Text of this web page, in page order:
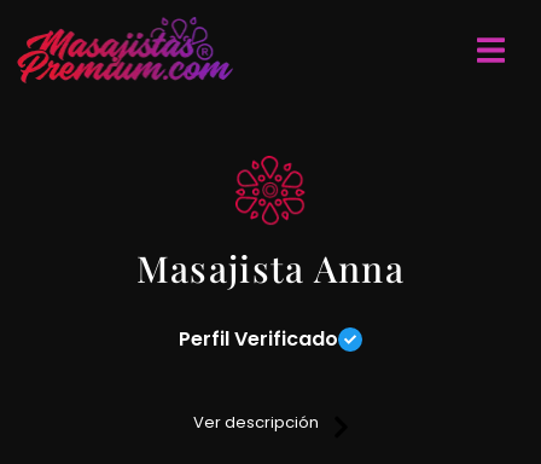
Masajista Anna
Perfil Verificado
camilla.
Ver descripción